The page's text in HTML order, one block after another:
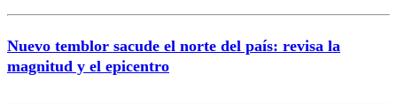
Nuevo temblor sacude el norte del país: revisa la
magnitud y el epicentro